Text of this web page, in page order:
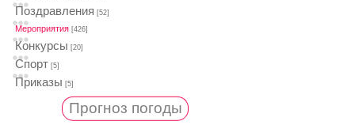
Поздравления [52]
Мероприятия [426]
Конкурсы [20]
Спорт [5]
Приказы [5]
Прогноз погоды